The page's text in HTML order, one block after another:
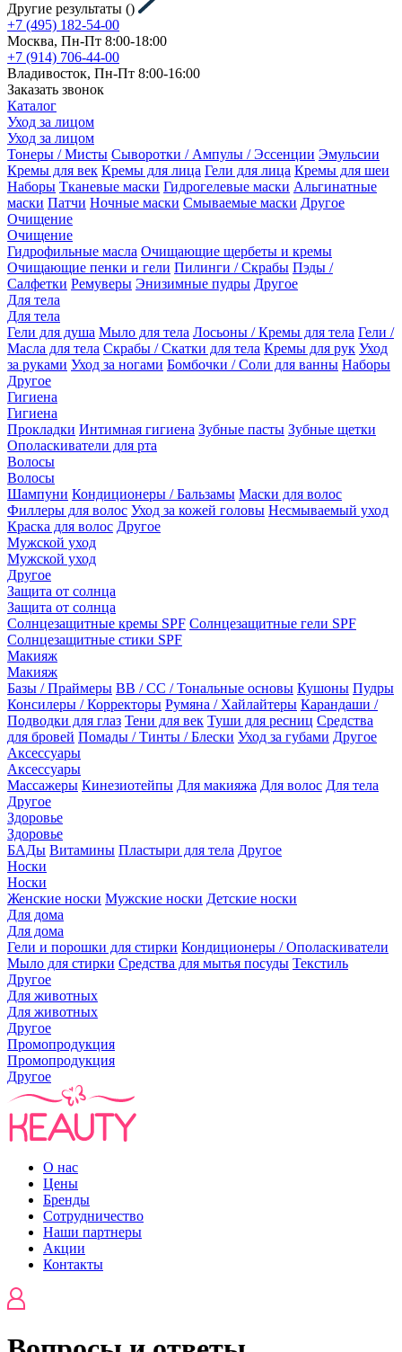
Другие результаты ()
+7 (495) 182-54-00
Москва, Пн-Пт 8:00-18:00
+7 (914) 706-44-00
Владивосток, Пн-Пт 8:00-16:00
Заказать звонок
Каталог
Уход за лицом
Уход за лицом
Тонеры / Мисты Сыворотки / Ампулы / Эссенции Эмульсии
Кремы для век Кремы для лица Гели для лица Кремы для шеи
Наборы Тканевые маски Гидрогелевые маски Альгинатные
маски Патчи Ночные маски Смываемые маски Другое
Очищение
Очищение
Гидрофильные масла Очищающие щербеты и кремы
Очищающие пенки и гели Пилинги / Скрабы Пэды /
Салфетки Ремуверы Энизимные пудры Другое
Для тела
Для тела
Гели для душа Мыло для тела Лосьоны / Кремы для тела Гели /
Масла для тела Скрабы / Скатки для тела Кремы для рук Уход
за руками Уход за ногами Бомбочки / Соли для ванны Наборы
Другое
Гигиена
Гигиена
Прокладки Интимная гигиена Зубные пасты Зубные щетки
Ополаскиватели для рта
Волосы
Волосы
Шампуни Кондиционеры / Бальзамы Маски для волос
Филлеры для волос Уход за кожей головы Несмываемый уход
Краска для волос Другое
Мужской уход
Мужской уход
Другое
Защита от солнца
Защита от солнца
Солнцезащитные кремы SPF Солнцезащитные гели SPF
Солнцезащитные стики SPF
Макияж
Макияж
Базы / Праймеры BB / CC / Тональные основы Кушоны Пудры
Консилеры / Корректоры Румяна / Хайлайтеры Карандаши /
Подводки для глаз Тени для век Туши для ресниц Средства
для бровей Помады / Тинты / Блески Уход за губами Другое
Аксессуары
Аксессуары
Массажеры Кинезиотейпы Для макияжа Для волос Для тела
Другое
Здоровье
Здоровье
БАДы Витамины Пластыри для тела Другое
Носки
Носки
Женские носки Мужские носки Детские носки
Для дома
Для дома
Гели и порошки для стирки Кондиционеры / Ополаскиватели
Мыло для стирки Средства для мытья посуды Текстиль
Другое
Для животных
Для животных
Другое
Промопродукция
Промопродукция
Другое
О нас
Цены
Бренды
Сотрудничество
Наши партнеры
Акции
Контакты